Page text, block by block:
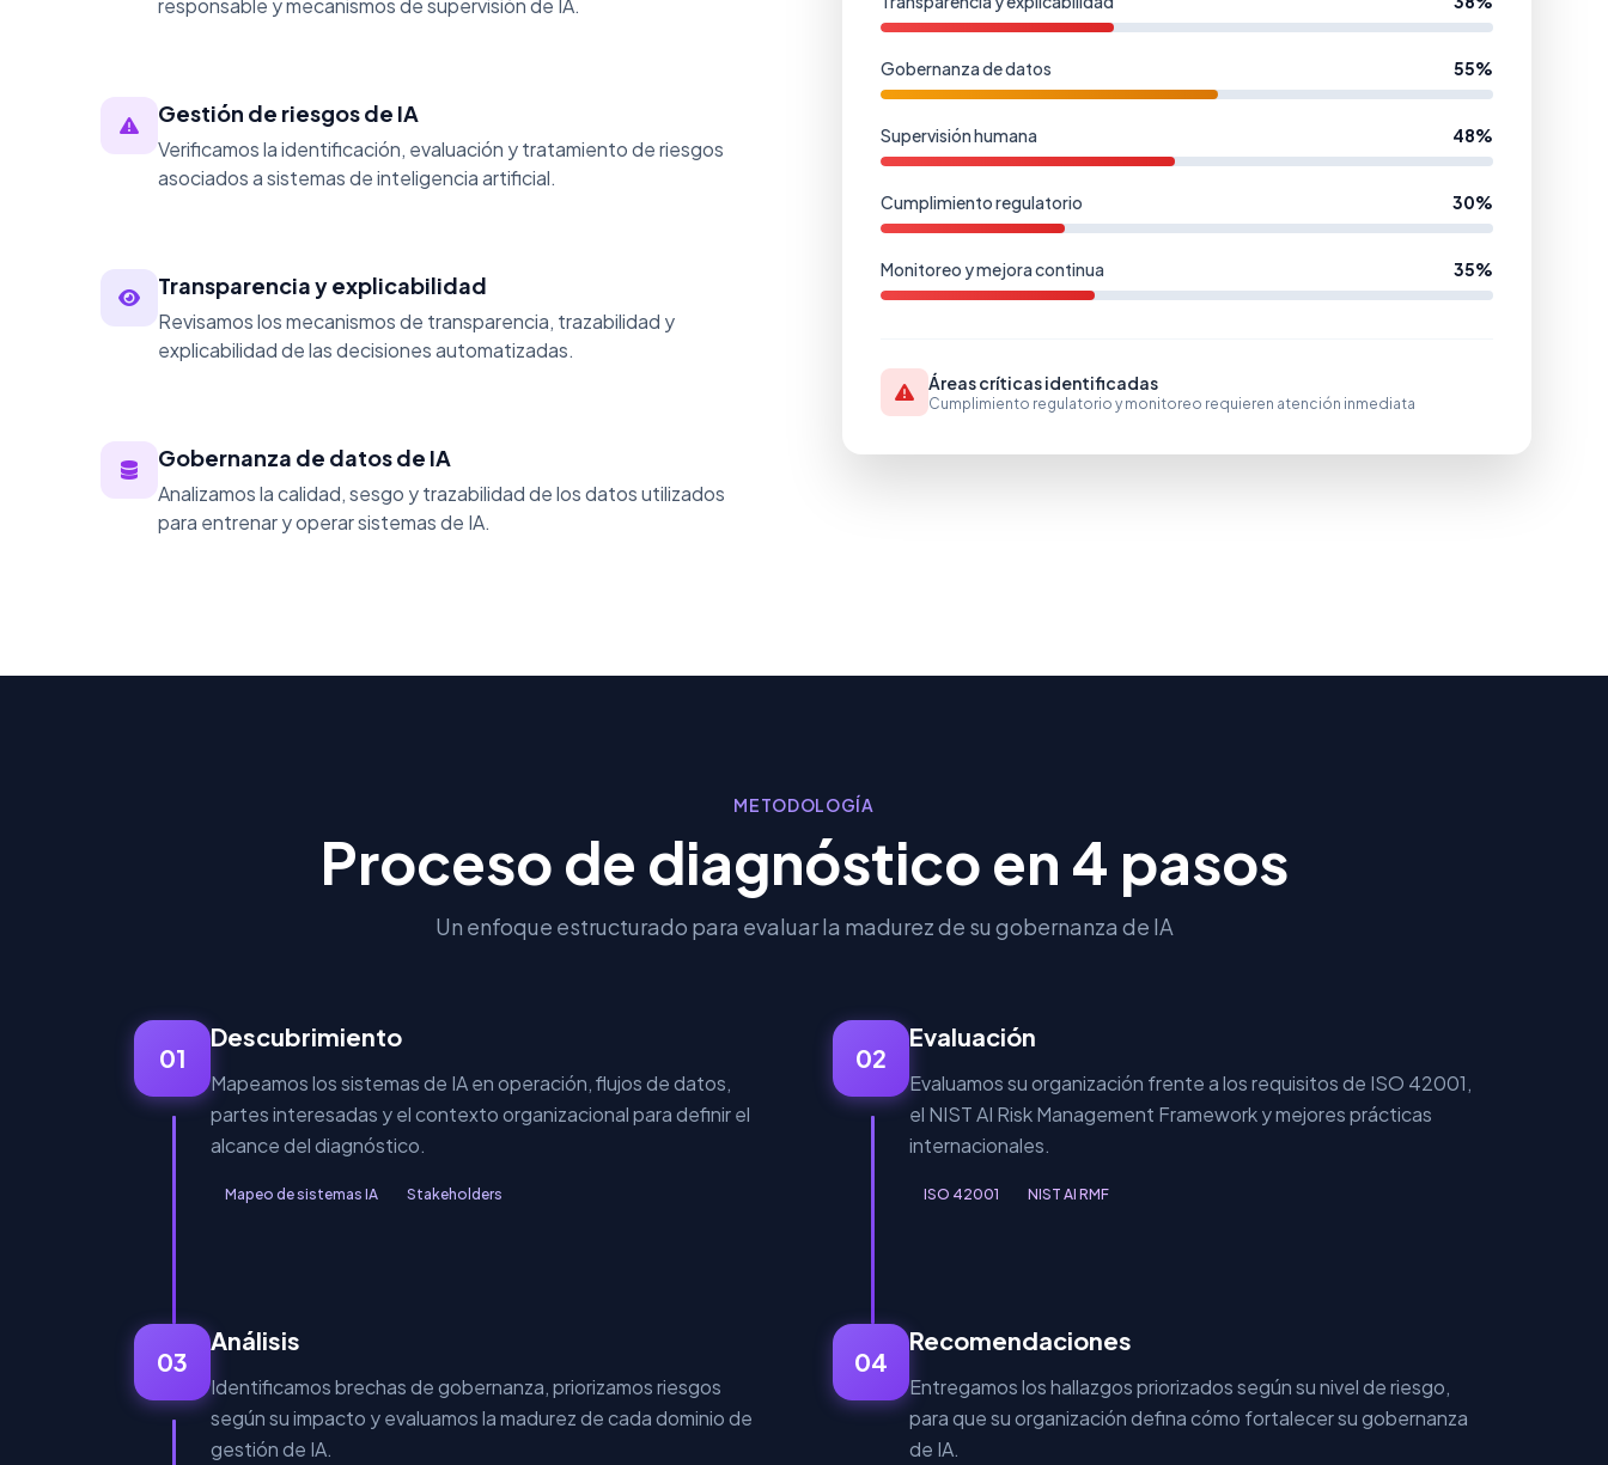
responsable y mecanismos de supervisión de IA.
Gestión de riesgos de IA
Verificamos la identificación, evaluación y tratamiento de riesgos
asociados a sistemas de inteligencia artificial.
Transparencia y explicabilidad
Revisamos los mecanismos de transparencia, trazabilidad y
explicabilidad de las decisiones automatizadas.
Gobernanza de datos de IA
Analizamos la calidad, sesgo y trazabilidad de los datos utilizados
para entrenar y operar sistemas de IA.
Gobernanza de datos 55%
Supervisión humana 48%
Cumplimiento regulatorio 30%
Monitoreo y mejora continua 35%
Áreas críticas identificadas
Cumplimiento regulatorio y monitoreo requieren atención inmediata
METODOLOGÍA
Proceso de diagnóstico en 4 pasos
Un enfoque estructurado para evaluar la madurez de su gobernanza de IA
01
Descubrimiento
Mapeamos los sistemas de IA en operación, flujos de datos,
partes interesadas y el contexto organizacional para definir el
alcance del diagnóstico.
Mapeo de sistemas IA Stakeholders
02
Evaluación
Evaluamos su organización frente a los requisitos de ISO 42001,
el NIST AI Risk Management Framework y mejores prácticas
internacionales.
ISO 42001 NIST AI RMF
03
Análisis
Identificamos brechas de gobernanza, priorizamos riesgos
según su impacto y evaluamos la madurez de cada dominio de
gestión de IA.
04
Recomendaciones
Entregamos los hallazgos priorizados según su nivel de riesgo,
para que su organización defina cómo fortalecer su gobernanza
de IA.